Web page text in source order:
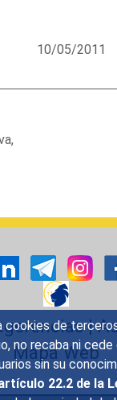
cookies de
no recaba ni
sin su
22.2 de la
10/05/2011
|
Mapa Web